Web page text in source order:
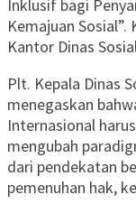
Inklusif bagi
Kemajuan
Kantor Dinas
Plt. Kepala Dinas
menegaskan
Internasional
mengubah
dari pendekatan
pemenuhan hak,